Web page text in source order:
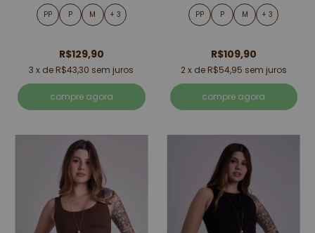
PP P M + 3
R$129,90
3 x de R$43,30 sem juros
compre agora
PP P M + 3
R$109,90
2x de R$54,95 sem juros
compre agora